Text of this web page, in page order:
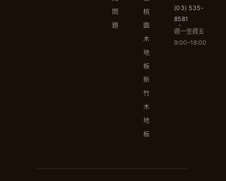
問
題
桃
園
木
地
板
新
竹
木
地
板
(03) 535-
8581
週一至週五
9:00–18:00